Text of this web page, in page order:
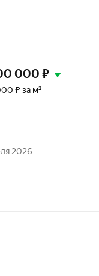
000 ₽
₽ за м²
2026